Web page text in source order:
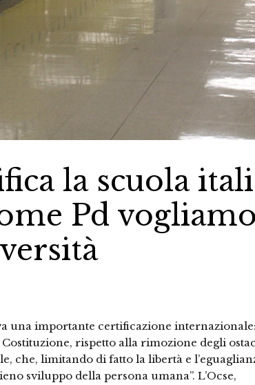
la scuola
Pd
una importante certificazione internazionale:
rispetto alla rimozione degli
che, limitando di fatto la libertà e
sviluppo della persona umana”. L’Ocse,